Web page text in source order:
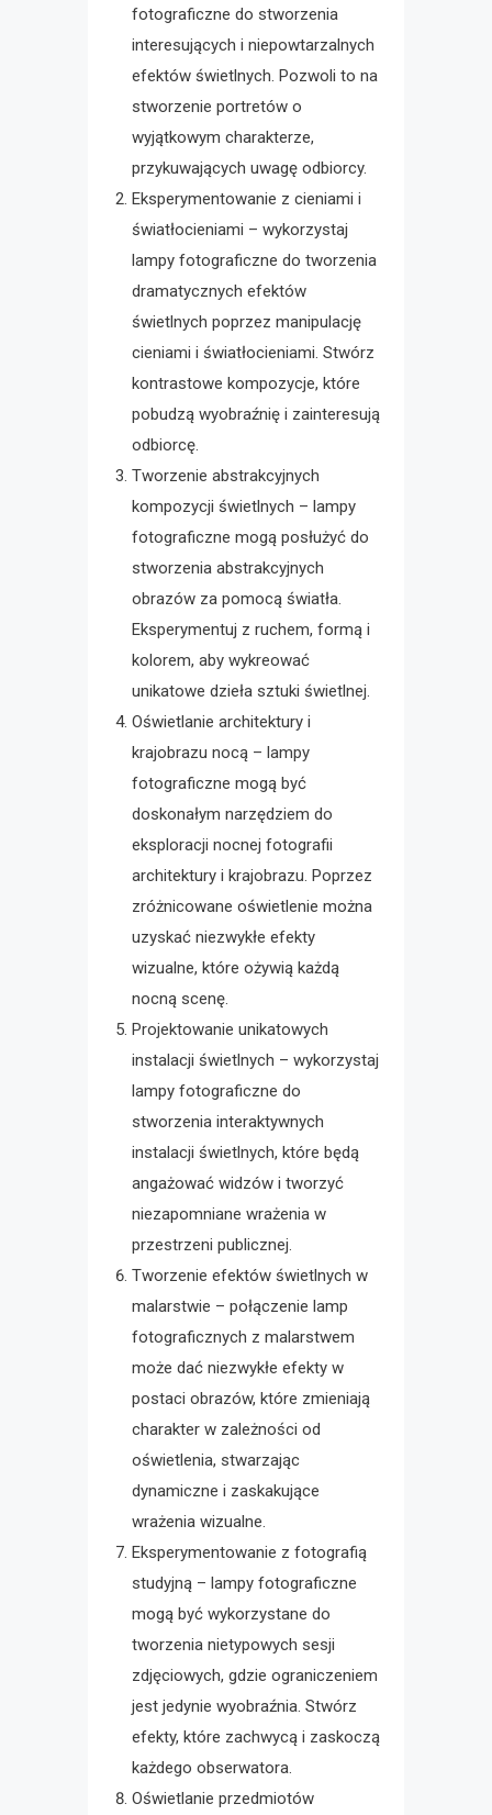
fotograficzne do stworzenia
interesujących i niepowtarzalnych
efektów świetlnych. Pozwoli to na
stworzenie portretów o
wyjątkowym charakterze,
przykuwających uwagę odbiorcy.
Eksperymentowanie z cieniami i
światłocieniami – wykorzystaj
lampy fotograficzne do tworzenia
dramatycznych efektów
świetlnych poprzez manipulację
cieniami i światłocieniami. Stwórz
kontrastowe kompozycje, które
pobudzą wyobraźnię i zainteresują
odbiorcę.
Tworzenie abstrakcyjnych
kompozycji świetlnych – lampy
fotograficzne mogą posłużyć do
stworzenia abstrakcyjnych
obrazów za pomocą światła.
Eksperymentuj z ruchem, formą i
kolorem, aby wykreować
unikatowe dzieła sztuki świetlnej.
Oświetlanie architektury i
krajobrazu nocą – lampy
fotograficzne mogą być
doskonałym narzędziem do
eksploracji nocnej fotografii
architektury i krajobrazu. Poprzez
zróżnicowane oświetlenie można
uzyskać niezwykłe efekty
wizualne, które ożywią każdą
nocną scenę.
Projektowanie unikatowych
instalacji świetlnych – wykorzystaj
lampy fotograficzne do
stworzenia interaktywnych
instalacji świetlnych, które będą
angażować widzów i tworzyć
niezapomniane wrażenia w
przestrzeni publicznej.
Tworzenie efektów świetlnych w
malarstwie – połączenie lamp
fotograficznych z malarstwem
może dać niezwykłe efekty w
postaci obrazów, które zmieniają
charakter w zależności od
oświetlenia, stwarzając
dynamiczne i zaskakujące
wrażenia wizualne.
Eksperymentowanie z fotografią
studyjną – lampy fotograficzne
mogą być wykorzystane do
tworzenia nietypowych sesji
zdjęciowych, gdzie ograniczeniem
jest jedynie wyobraźnia. Stwórz
efekty, które zachwycą i zaskoczą
każdego obserwatora.
Oświetlanie przedmiotów